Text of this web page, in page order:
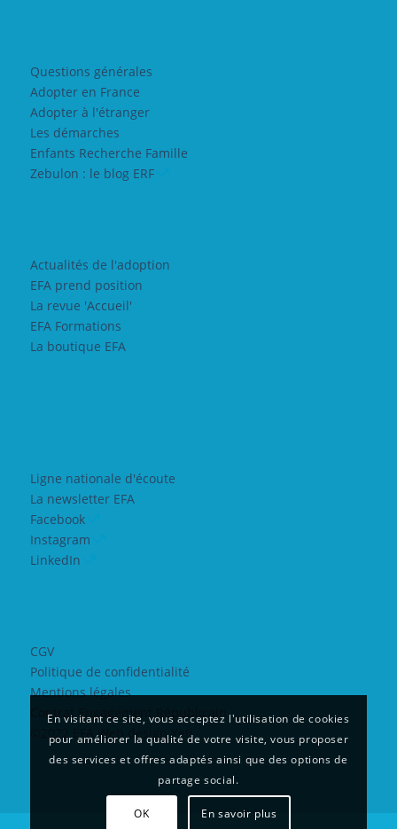
Questions générales
Adopter en France
Adopter à l'étranger
Les démarches
Enfants Recherche Famille
Zebulon : le blog ERF
Actualités de l'adoption
EFA prend position
La revue 'Accueil'
EFA Formations
La boutique EFA
Ligne nationale d'écoute
La newsletter EFA
Facebook
Instagram
LinkedIn
CGV
Politique de confidentialité
Mentions légales
Contrat Engagement Républicain
©2022 EFA Web design Yeti
En visitant ce site, vous acceptez l'utilisation de cookies
pour améliorer la qualité de votre visite, vous proposer
des services et offres adaptés ainsi que des options de
partage social.
OK En savoir plus